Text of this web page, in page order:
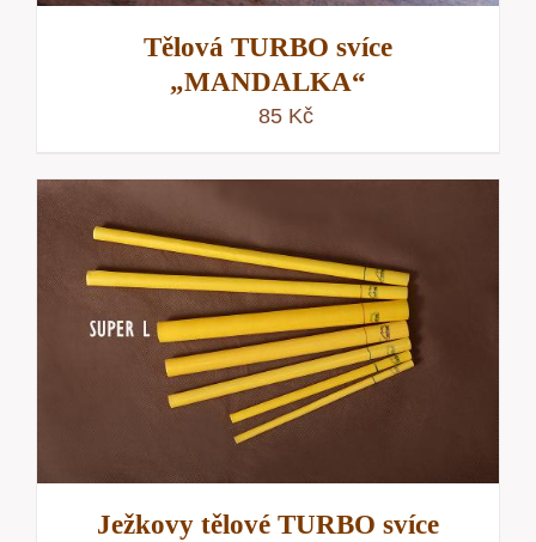
Tělová TURBO svíce
„MANDALKA“
85 Kč
Ježkovy tělové TURBO svíce